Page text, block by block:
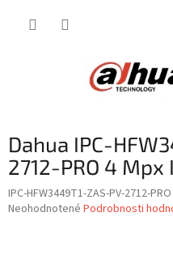
Dahua IPC-
2712-PRO 4 Mpx
IPC-HFW3449T1-ZAS-PV-2712-PRO
Priemerné
Neohodnotené Podrobnosti